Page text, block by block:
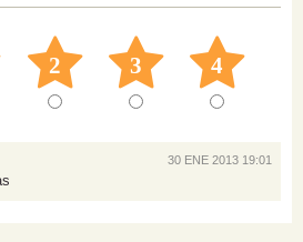
2 3 4
30 ENE 2013 19:01